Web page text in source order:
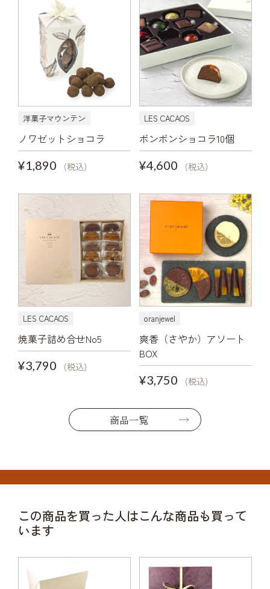
洋菓子マウンテン
ノワゼットショコラ
¥1,890
(税込)
LES CACAOS
ボンボンショコラ10個
¥4,600
(税込)
LES CACAOS
焼菓子詰め合せNo5
¥3,790
(税込)
oranjewel
爽香（さやか）アソート
BOX
¥3,750
(税込)
商品一覧
この商品を買った人はこんな商品も買って
います